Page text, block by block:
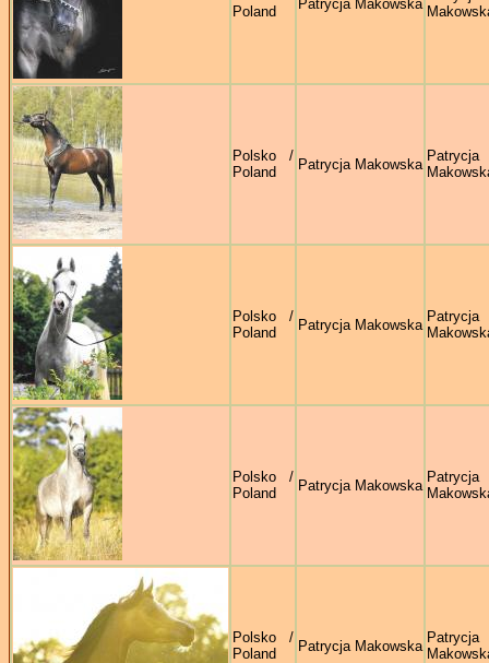
Poland
Patrycja Makowska
Polsko /
Poland
Patrycja Makowska
Patrycja
Polsko /
Poland
Patrycja Makowska
Patrycja
Polsko /
Poland
Patrycja Makowska
Patrycja
Polsko /
Poland
Patrycja Makowska
Patrycja